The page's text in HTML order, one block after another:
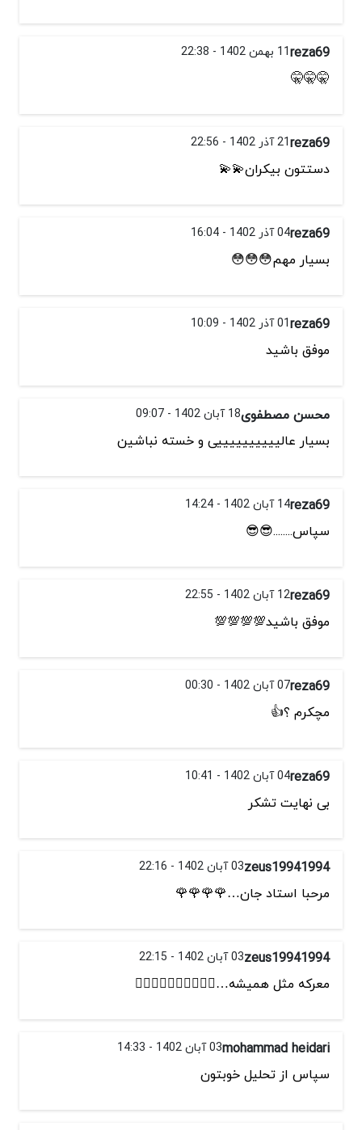
reza6911 بهمن 1402 - 22:38
🤫🤫🤫
reza6921 آذر 1402 - 22:56
دستتون بیکران💫💫
reza6904 آذر 1402 - 16:04
بسیار مهم😳😳😳
reza6901 آذر 1402 - 10:09
موفق باشید
محسن مصطفوی18 آبان 1402 - 09:07
بسیار عالییییییییییی و خسته نباشین
reza6914 آبان 1402 - 14:24
سپاس........😎😎
reza6912 آبان 1402 - 22:55
موفق باشید💯💯💯💯
reza6907 آبان 1402 - 00:30
مچکرم ؟👍
reza6904 آبان 1402 - 10:41
بی نهایت تشکر
zeus1994199403 آبان 1402 - 22:16
مرحبا استاد جان…🌹🌹🌹🌹
zeus1994199403 آبان 1402 - 22:15
معرکه مثل همیشه…👌🏻👌🏻👌🏻👌🏻👌🏻
mohammad heidari03 آبان 1402 - 14:33
سپاس از تحلیل خوبتون